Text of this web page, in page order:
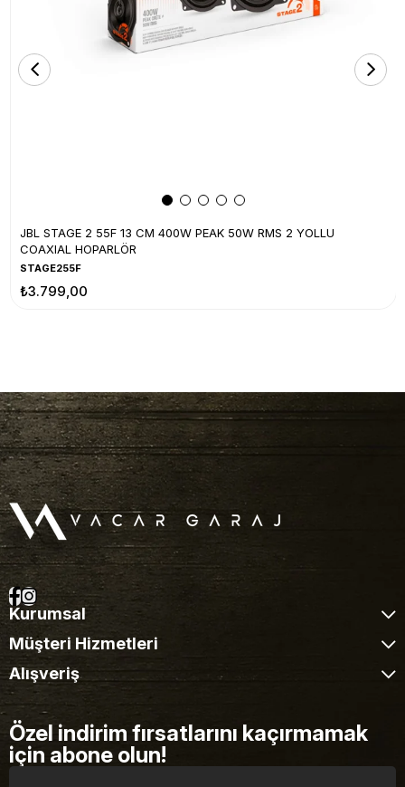
JBL STAGE 2 55F 13 CM 400W PEAK 50W RMS 2 YOLLU
COAXIAL HOPARLÖR
STAGE255F
₺3.799,00
Kurumsal
Müşteri Hizmetleri
Alışveriş
Özel indirim fırsatlarını kaçırmamak
için abone olun!